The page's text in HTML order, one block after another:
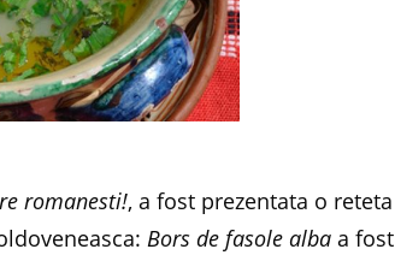
romanesti!, a fost prezentata o reteta
Bors de fasole alba a fost